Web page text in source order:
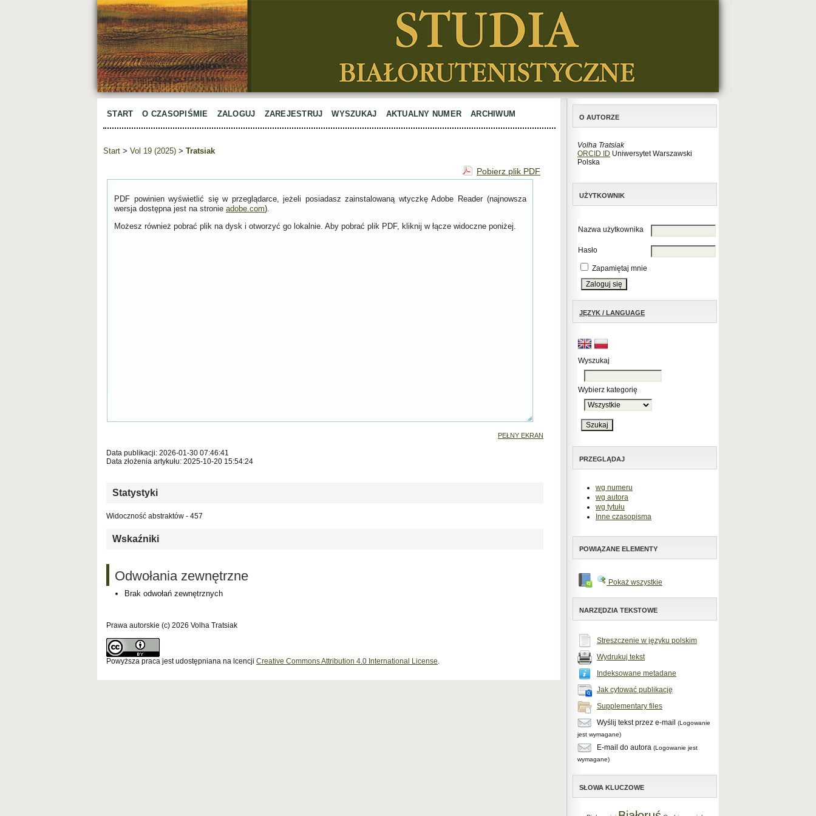
O AUTORZE
Volha Tratsiak
ORCID ID Uniwersytet Warszawski
Polska
UŻYTKOWNIK
Nazwa użytkownika
Hasło
Zapamiętaj mnie
JĘZYK / LANGUAGE
Wyszukaj
Wybierz kategorię
PRZEGLĄDAJ
wg numeru
wg autora
wg tytułu
Inne czasopisma
POWIĄZANE ELEMENTY
Pokaż wszystkie
NARZĘDZIA TEKSTOWE
Streszczenie w języku polskim
Wydrukuj tekst
Indeksowane metadane
Jak cytować publikację
Supplementary files
Wyślij tekst przez e-mail
(Logowanie
jest wymagane)
E-mail do autora (Logowanie jest
wymagane)
SŁOWA KLUCZOWE
START O CZASOPIŚMIE ZALOGUJ ZAREJESTRUJ WYSZUKAJ AKTUALNY NUMER ARCHIWUM
Start > Vol 19 (2025) > Tratsiak
Pobierz plik PDF
PDF powinien wyświetlić się w przeglądarce, jeżeli posiadasz zainstalowaną wtyczkę Adobe Reader (najnowsza
wersja dostępna jest na stronie adobe.com).
Możesz również pobrać plik na dysk i otworzyć go lokalnie. Aby pobrać plik PDF, kliknij w łącze widoczne poniżej.
PEŁNY EKRAN
Data publikacji: 2026-01-30 07:46:41
Data złożenia artykułu: 2025-10-20 15:54:24
Statystyki
Widoczność abstraktów - 457
Wskaźniki
Odwołania zewnętrzne
Brak odwołań zewnętrznych
Prawa autorskie (c) 2026 Volha Tratsiak
Powyższa praca jest udostępniana na lcencji Creative Commons Attribution 4.0 International License.